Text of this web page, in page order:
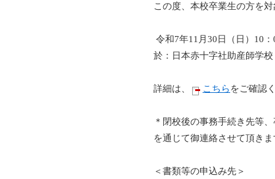
この度、本校卒業生の方を
令和7年11月30日（日）10
於：日本赤十字社助産師学
詳細は、 こちら をご確認
＊閉校後の事務手続き先等
を通じて御連絡させて頂き
＜書類等の申込み先＞